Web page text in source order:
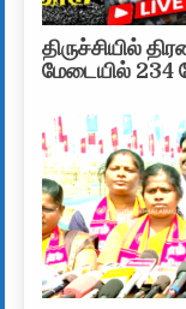
திருச்சியில்
மேடையில் 234